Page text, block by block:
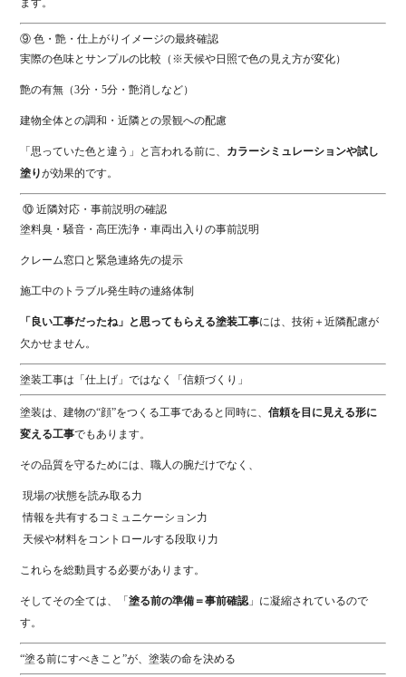
⑨ 色・艶・仕上がりイメージの最終確認
実際の色味とサンプルの比較（※天候や日照で色の見え方が変化）
艶の有無（3分・5分・艶消しなど）
建物全体との調和・近隣との景観への配慮
「思っていた色と違う」と言われる前に、 カラーシミュレーションや試し
塗りが効果的です。
⑩ 近隣対応・事前説明の確認
塗料臭・騒音・高圧洗浄・車両出入りの事前説明
クレーム窓口と緊急連絡先の提示
施工中のトラブル発生時の連絡体制
「良い工事だったね」と思ってもらえる塗装工事には、技術＋近隣配慮が
欠かせません。
塗装工事は「仕上げ」ではなく「信頼づくり」
塗装は、建物の“顔”をつくる工事であると同時に、信頼を目に見える形に
変える工事でもあります。
その品質を守るためには、職人の腕だけでなく、
現場の状態を読み取る力
情報を共有するコミュニケーション力
天候や材料をコントロールする段取り力
これらを総動員する必要があります。
そしてその全ては、「塗る前の準備＝事前確認 」に凝縮されているので
す。
“塗る前にすべきこと”が、塗装の命を決める